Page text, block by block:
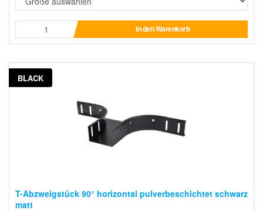
In den Warenkorb
BLACK
T-Abzweigstück 90° horizontal pulverbeschichtet schwarz
matt